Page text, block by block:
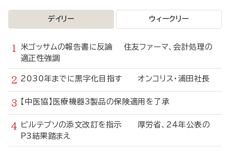
デイリー ウィークリー
米ゴッサムの報告書に反論 住友ファーマ、会計処理の
適正性強調
2030年までに黒字化目指す オンコリス・浦田社長
【中医協】医療機器3製品の保険適用を了承
ビルテプソの添文改訂を指示 厚労省、24年公表の
P3結果踏まえ